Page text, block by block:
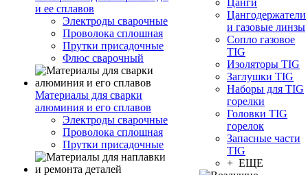
и ее сплавов
Электроды сварочные
Проволока сплошная
Прутки присадочные
Флюс сварочный
Материалы для сварки
алюминия и его сплавов
Электроды сварочные
Проволока сплошная
Прутки присадочные
Цанги
Цангодержатели
и газовые линзы
Сопло газовое
TIG
Изоляторы TIG
Заглушки TIG
Наборы для TIG
горелки
Головки TIG
горелок
Запасные части
TIG
+ ЕЩЕ